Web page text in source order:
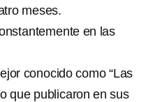
meses.
en las
conocido como “Las
que publicaron en sus